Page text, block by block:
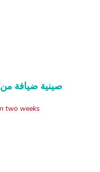
صينية ضيافة
two weeks